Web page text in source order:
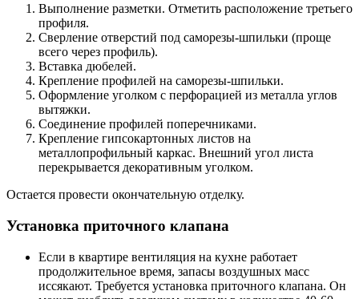
Выполнение разметки. Отметить расположение третьего
профиля.
Сверление отверстий под саморезы-шпильки (проще
всего через профиль).
Вставка дюбелей.
Крепление профилей на саморезы-шпильки.
Оформление уголком с перфорацией из металла углов
вытяжки.
Соединение профилей поперечниками.
Крепление гипсокартонных листов на
металлопрофильный каркас. Внешний угол листа
перекрывается декоративным уголком.
Остается провести окончательную отделку.
Установка приточного клапана
Если в квартире вентиляция на кухне работает
продолжительное время, запасы воздушных масс
иссякают. Требуется установка приточного клапана. Он